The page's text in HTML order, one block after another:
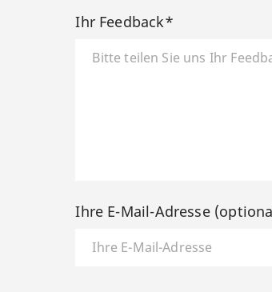
Ihr Feedback*
Ihre E-Mail-Adresse